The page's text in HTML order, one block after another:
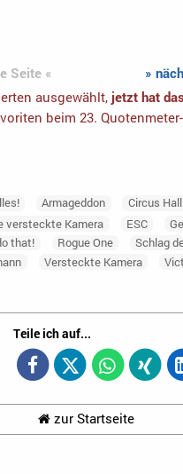
Seite «
»
ausgewählt, jetzt hat
beim 23.
Armageddon
Circus
versteckte Kamera ESC
that! Rogue One
Schlag
Versteckte Kamera
Teile ich auf...
zur Startseite